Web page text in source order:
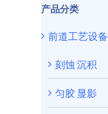
产品分类
前道工艺设备
刻蚀 沉积
匀胶 显影